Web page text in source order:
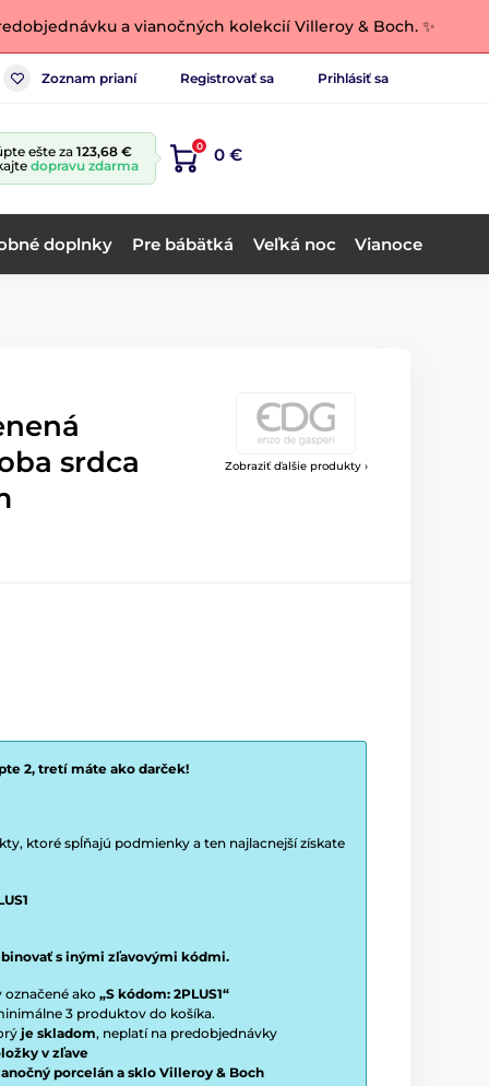
a vianočných kolekcií Villeroy & Boch. ✨
Zoznam prianí Registrovať sa Prihlásiť sa
ešte za 123,68 €
dopravu zdarma
0 0 €
doplnky Pre bábätká Veľká noc Vianoce
Zobraziť ďalšie produkty ›
srdca
2, tretí máte ako darček!
ktoré spĺňajú podmienky a ten najlacnejší získate
s inými zľavovými kódmi.
ako „S kódom: 2PLUS1“
3 produktov do košíka.
je skladom, neplatí na predobjednávky
v zľave
porcelán a sklo Villeroy & Boch